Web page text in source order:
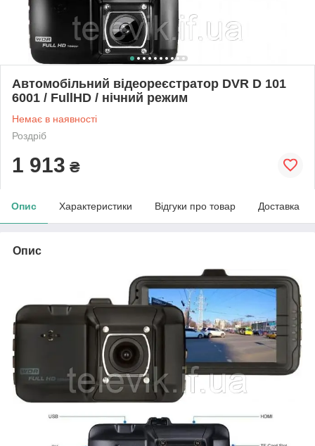
Автомобільний відеореєстратор DVR D 101
6001 / FullHD / нічний режим
Немає в наявності
Роздріб
1 913 ₴
Опис Характеристики Відгуки про товар Доставка
Опис